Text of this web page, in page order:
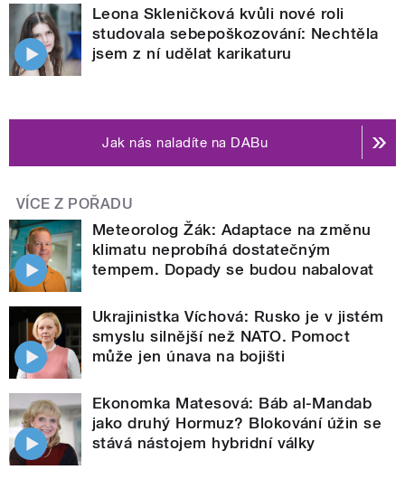
Leona Skleničková kvůli nové roli
studovala sebepoškozování: Nechtěla
jsem z ní udělat karikaturu
Jak nás naladíte na DABu
VÍCE Z POŘADU
Meteorolog Žák: Adaptace na změnu
klimatu neprobíhá dostatečným
tempem. Dopady se budou nabalovat
Ukrajinistka Víchová: Rusko je v jistém
smyslu silnější než NATO. Pomoct
může jen únava na bojišti
Ekonomka Matesová: Báb al-Mandab
jako druhý Hormuz? Blokování úžin se
stává nástojem hybridní války